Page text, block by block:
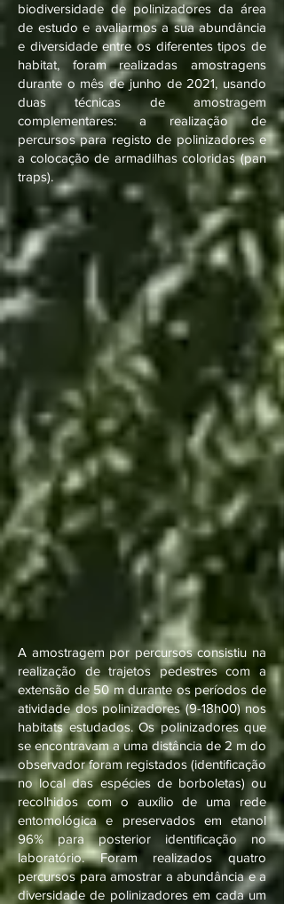
biodiversidade de polinizadores da área
de estudo e avaliarmos a sua abundância
e diversidade entre os diferentes tipos de
habitat, foram realizadas amostragens
durante o mês de junho de 2021, usando
duas técnicas de amostragem
complementares: a realização de
percursos para registo de polinizadores e
a colocação de armadilhas coloridas (pan
traps).
A amostragem por percursos consistiu na
realização de trajetos pedestres com a
extensão de 50 m durante os períodos de
atividade dos polinizadores (9-18h00) nos
habitats estudados. Os polinizadores que
se encontravam a uma distância de 2 m do
observador foram registados (identificação
no local das espécies de borboletas) ou
recolhidos com o auxílio de uma rede
entomológica e preservados em etanol
96% para posterior identificação no
laboratório. Foram realizados quatro
percursos para amostrar a abundância e a
diversidade de polinizadores em cada um